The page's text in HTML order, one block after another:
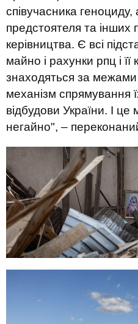
співучасника геноциду,
предстоятеля та інших
керівництва. Є всі
майно і рахунки рпц і її
знаходяться за
механізм спрямування
відбудови України. І
негайно", –